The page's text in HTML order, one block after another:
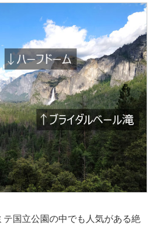
テ国立公園の中でも人気がある絶